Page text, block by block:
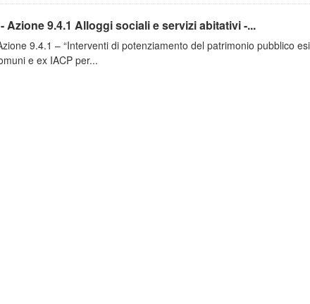
Azione 9.4.1 Alloggi sociali e servizi abitativi -...
9.4.1 – “Interventi di potenziamento del patrimonio pubblico
e ex IACP per...